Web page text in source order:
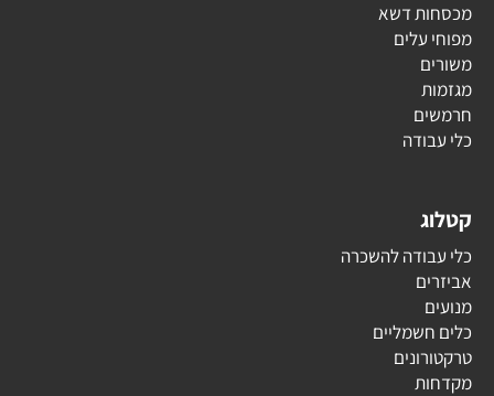
מכסחות דשא
מפוחי עלים
משורים
מגזמות
חרמשים
כלי עבודה
קטלוג
כלי עבודה להשכרה
אביזרים
מנועים
כלים חשמליים
טרקטורונים
מקדחות